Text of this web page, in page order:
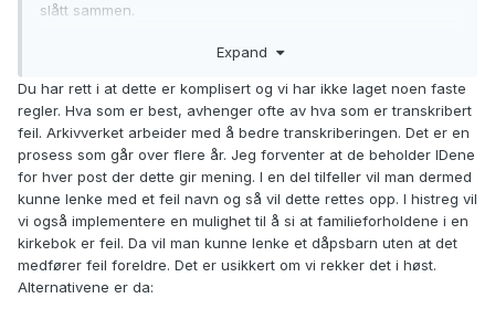
slått sammen.
Er det noe generelt råd for hvordan forholde seg til dette?
umiddelbart. (Jeg kan ha oversett noe).
Eksempler:
Barnet koblet til feil foreldre
https://www.digitalarkivet.no/view/255/pd00000021883990
Feil far koblet til barn og mor
https://www.digitalarkivet.no/view/255/pd00000026709314
Expand
Du har rett i at dette er komplisert og vi har ikke laget noen faste
regler. Hva som er best, avhenger ofte av hva som er transkribert
feil. Arkivverket arbeider med å bedre transkriberingen. Det er en
prosess som går over flere år. Jeg forventer at de beholder IDene
for hver post der dette gir mening. I en del tilfeller vil man dermed
kunne lenke med et feil navn og så vil dette rettes opp. I histreg vil
vi også implementere en mulighet til å si at familieforholdene i en
kirkebok er feil. Da vil man kunne lenke et dåpsbarn uten at det
medfører feil foreldre. Det er usikkert om vi rekker det i høst.
Alternativene er da: